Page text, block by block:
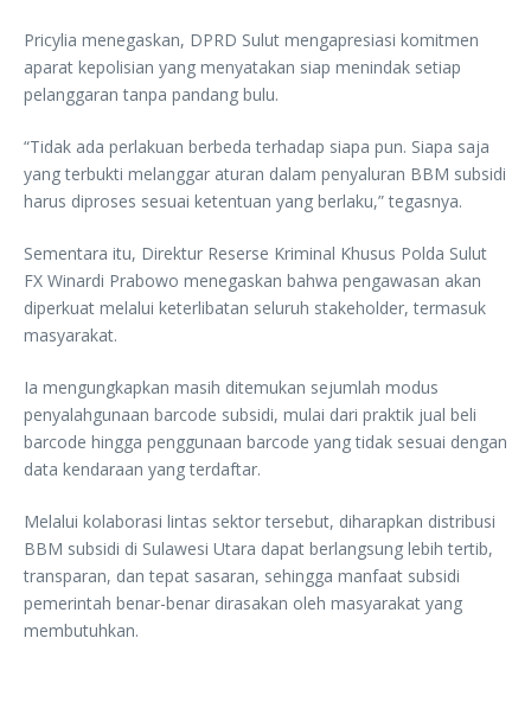
Pricylia menegaskan, DPRD Sulut mengapresiasi komitmen
aparat kepolisian yang menyatakan siap menindak setiap
pelanggaran tanpa pandang bulu.
“Tidak ada perlakuan berbeda terhadap siapa pun. Siapa saja
yang terbukti melanggar aturan dalam penyaluran BBM subsidi
harus diproses sesuai ketentuan yang berlaku,” tegasnya.
Sementara itu, Direktur Reserse Kriminal Khusus Polda Sulut
FX Winardi Prabowo menegaskan bahwa pengawasan akan
diperkuat melalui keterlibatan seluruh stakeholder, termasuk
masyarakat.
Ia mengungkapkan masih ditemukan sejumlah modus
penyalahgunaan barcode subsidi, mulai dari praktik jual beli
barcode hingga penggunaan barcode yang tidak sesuai dengan
data kendaraan yang terdaftar.
Melalui kolaborasi lintas sektor tersebut, diharapkan distribusi
BBM subsidi di Sulawesi Utara dapat berlangsung lebih tertib,
transparan, dan tepat sasaran, sehingga manfaat subsidi
pemerintah benar-benar dirasakan oleh masyarakat yang
membutuhkan.